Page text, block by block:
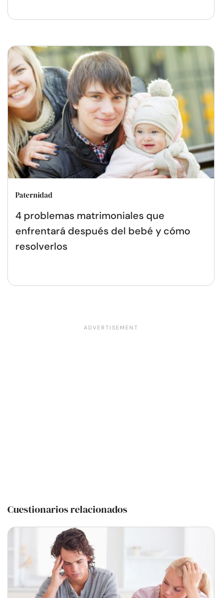
Paternidad
4 problemas matrimoniales que
enfrentará después del bebé y cómo
resolverlos
Cuestionarios relacionados